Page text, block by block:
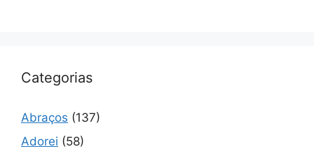
Categorias
Abraços (137)
Adorei (58)